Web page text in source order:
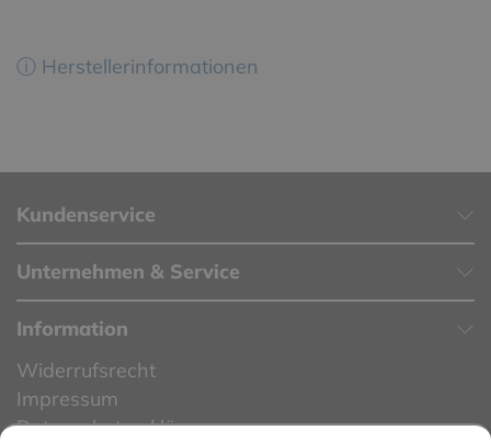
ⓘ Herstellerinformationen
Kundenservice
Unternehmen & Service
Information
Widerrufsrecht
Impressum
Datenschutzerklärung